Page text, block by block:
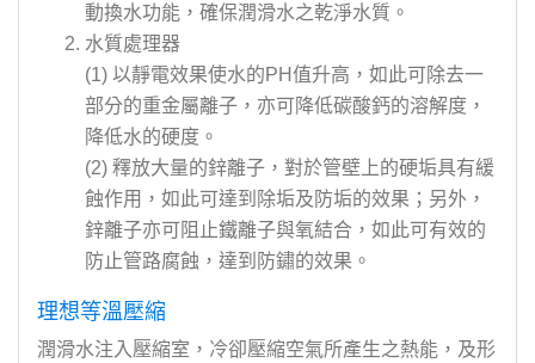
動換水功能，確保潤滑水之乾淨水質。
水質處理器
(1) 以靜電效果使水的PH值升高，如此可除去一
部分的重金屬離子，亦可降低碳酸鈣的溶解度，
降低水的硬度。
(2) 釋放大量的鋅離子，對於管壁上的硬垢具有緩
蝕作用，如此可達到除垢及防垢的效果；另外，
鋅離子亦可阻止鐵離子與氧結合，如此可有效的
防止管路腐蝕，達到防鏽的效果。
理想等溫壓縮
潤滑水注入壓縮室，冷卻壓縮空氣所產生之熱能，及形